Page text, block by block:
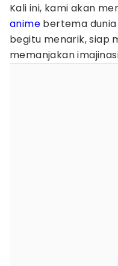
Kali ini, kami akan
anime bertema
begitu menarik, siap
memanjakan